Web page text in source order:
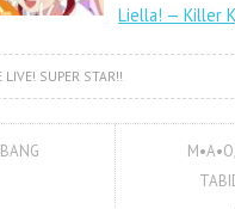
Liella! — Killer
LIVE! SUPER STAR!!